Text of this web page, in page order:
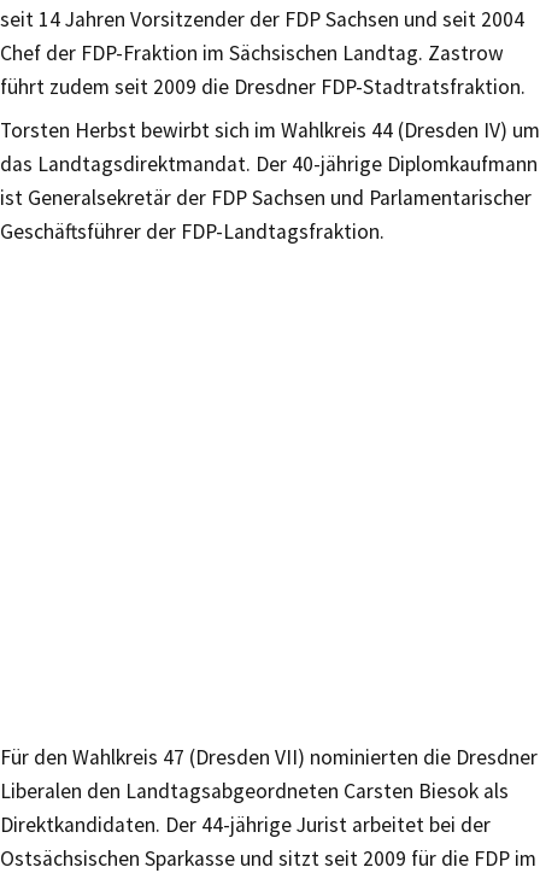
seit 14 Jahren Vorsitzender der FDP Sachsen und seit 2004
Chef der FDP-Fraktion im Sächsischen Landtag. Zastrow
führt zudem seit 2009 die Dresdner FDP-Stadtratsfraktion.
Torsten Herbst bewirbt sich im Wahlkreis 44 (Dresden IV) um
das Landtagsdirektmandat. Der 40-jährige Diplomkaufmann
ist Generalsekretär der FDP Sachsen und Parlamentarischer
Geschäftsführer der FDP-Landtagsfraktion.
Für den Wahlkreis 47 (Dresden VII) nominierten die Dresdner
Liberalen den Landtagsabgeordneten Carsten Biesok als
Direktkandidaten. Der 44-jährige Jurist arbeitet bei der
Ostsächsischen Sparkasse und sitzt seit 2009 für die FDP im